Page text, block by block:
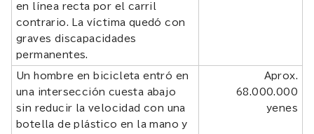
en línea recta por el carril
contrario. La víctima quedó con
graves discapacidades
permanentes.
Un hombre en bicicleta entró en
una intersección cuesta abajo
sin reducir la velocidad con una
botella de plástico en la mano y
Aprox.
68.000.000
yenes